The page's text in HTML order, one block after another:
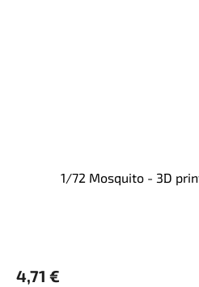
1/72 Mosquito - 3D
4,71 €